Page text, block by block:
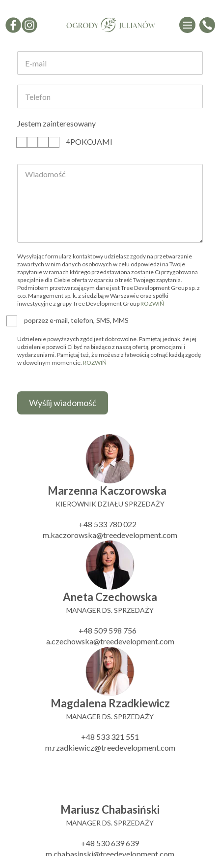
Jestem zainteresowany
4POKOJAMI
Wysyłając formularz kontaktowy udzielasz zgody na przetwarzanie
zawartych w nim danych osobowych w celu odpowiedzi na Twoje
zapytanie w ramach którego przedstawiona zostanie Ci przygotowana
specjalnie dla Ciebie oferta w oparciu o treść Twojego zapytania.
Podmiotem przetwarzającym dane jest Tree Development Group sp. z
o.o. Management sp. k. z siedzibą w Warszawie oraz spółki
inwestycyjne z grupy Tree Development Group ROZWIŃ
poprzez e-mail, telefon, SMS, MMS
Udzielenie powyższych zgód jest dobrowolne. Pamiętaj jednak, że jej
udzielenie pozwoli Ci być na bieżąco z naszą ofertą, promocjami i
wydarzeniami. Pamiętaj też, że możesz z łatwością cofnąć każdą zgodę
w dowolnym momencie. ROZWIŃ
Marzenna Kaczorowska
KIEROWNIK DZIAŁU SPRZEDAŻY
+48 533 780 022
m.kaczorowska@treedevelopment.com
Aneta Czechowska
MANAGER DS. SPRZEDAŻY
+48 509 598 756
a.czechowska@treedevelopment.com
Magdalena Rzadkiewicz
MANAGER DS. SPRZEDAŻY
+48 533 321 551
m.rzadkiewicz@treedevelopment.com
Mariusz Chabasiński
MANAGER DS. SPRZEDAŻY
+48 530 639 639
m.chabasinski@treedevelopment.com